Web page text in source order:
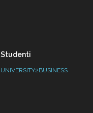
Studenti
UNIVERSITY2BUSINESS